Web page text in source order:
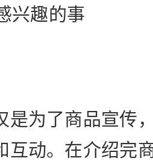
兴趣的事
是为了商品宣传
互动。在介绍完